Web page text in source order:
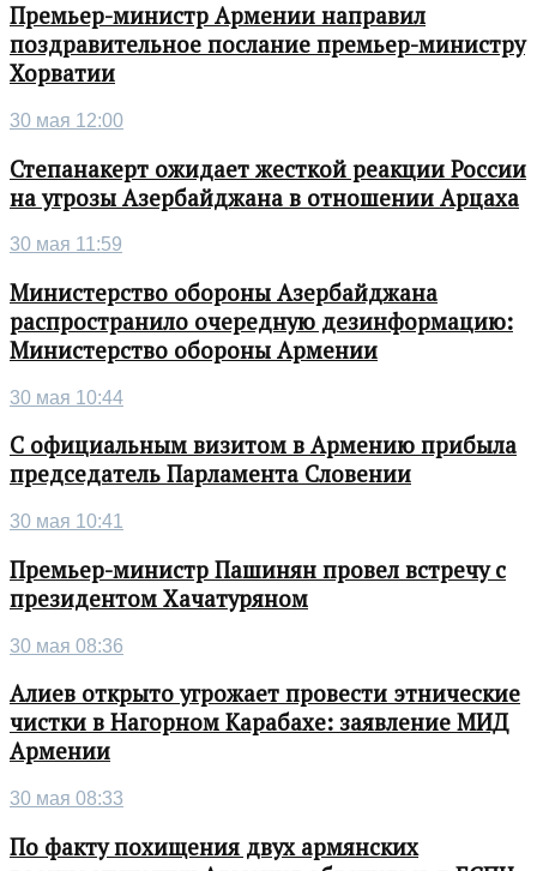
Премьер-министр Армении направил
поздравительное послание премьер-министру
Хорватии
30 мая 12:00
Степанакерт ожидает жесткой реакции России
на угрозы Азербайджана в отношении Арцаха
30 мая 11:59
Министерство обороны Азербайджана
распространило очередную дезинформацию:
Министерство обороны Армении
30 мая 10:44
С официальным визитом в Армению прибыла
председатель Парламента Словении
30 мая 10:41
Премьер-министр Пашинян провел встречу с
президентом Хачатуряном
30 мая 08:36
Алиев открыто угрожает провести этнические
чистки в Нагорном Карабахе: заявление МИД
Армении
30 мая 08:33
По факту похищения двух армянских